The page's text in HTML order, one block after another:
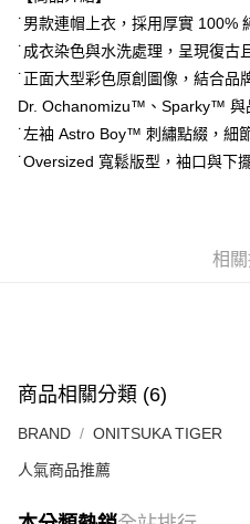
付款後萊爾富取貨
每筆NT$80，滿NT$6,000(含以
7-11取貨付款
每筆NT$80，滿NT$6,000(含以
˙男款連帽上衣，採用厚實 100%
˙成衣染色與水洗處理，呈現復古
˙正面大型彩色原創圖像，結合
Dr. Ochanomizu™、Sparky™ 與
˙左袖 Astro Boy™ 刺繡點綴，細
˙Oversized 寬鬆版型，袖口與下
相
商品相關分類 (6)
BRAND ONITSUKA TIGER
人氣商品推薦